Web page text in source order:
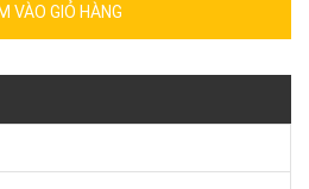
VÀO GIỎ HÀNG